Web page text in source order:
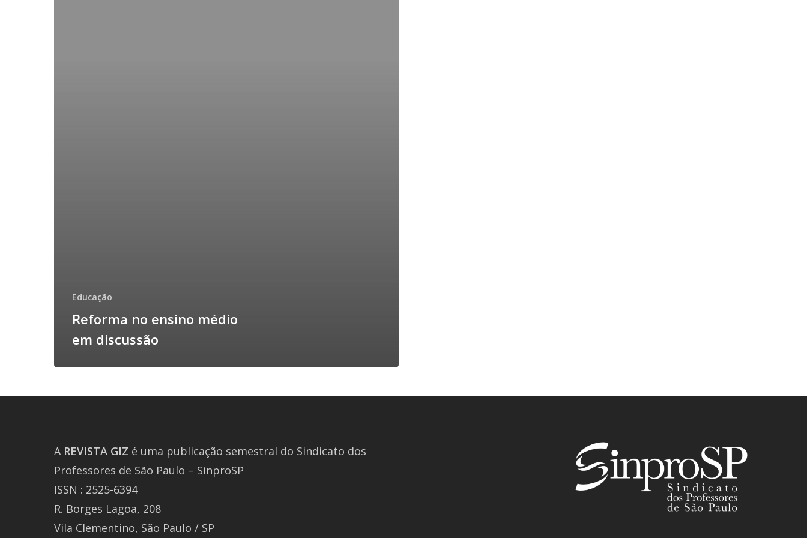
Educação
Reforma no ensino médio
em discussão
A REVISTA GIZ é uma publicação semestral do Sindicato dos
Professores de São Paulo – SinproSP
ISSN : 2525-6394
R. Borges Lagoa, 208
Vila Clementino, São Paulo / SP